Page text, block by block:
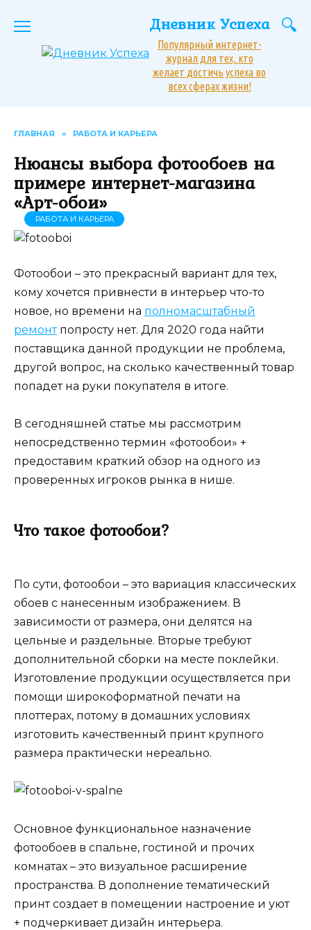
Дневник Успеха
Популярный интернет-
журнал для тех, кто
желает достичь успеха во
всех сферах жизни!
ГЛАВНАЯ » РАБОТА И КАРЬЕРА
Нюансы выбора фотообоев на
примере интернет-магазина
«Арт-обои»
РАБОТА И КАРЬЕРА
Фотообои – это прекрасный вариант для тех,
кому хочется привнести в интерьер что-то
новое, но времени на полномасштабный
ремонтпопросту нет. Для 2020 года найти
поставщика данной продукции не проблема,
другой вопрос, на сколько качественный товар
попадет на руки покупателя в итоге.
В сегодняшней статье мы рассмотрим
непосредственно термин «фотообои» +
предоставим краткий обзор на одного из
проверенных игроков рынка в нише.
Что такое фотообои?
По сути, фотообои – это вариация классических
обоев с нанесенным изображением. В
зависимости от размера, они делятся на
цельные и раздельные. Вторые требуют
дополнительной сборки на месте поклейки.
Изготовление продукции осуществляется при
помощи широкоформатной печати на
плоттерах, потому в домашних условиях
изготовить качественный принт крупного
размера практически нереально.
Основное функциональное назначение
фотообоев в спальне, гостиной и прочих
комнатах – это визуальное расширение
пространства. В дополнение тематический
принт создает в помещении настроение и уют
+ подчеркивает дизайн интерьера.